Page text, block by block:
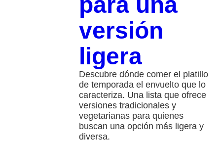
versión
ligera
Descubre dónde comer el platillo
de temporada el envuelto que lo
caracteriza. Una lista que ofrece
versiones tradicionales y
vegetarianas para quienes
buscan una opción más ligera y
diversa.